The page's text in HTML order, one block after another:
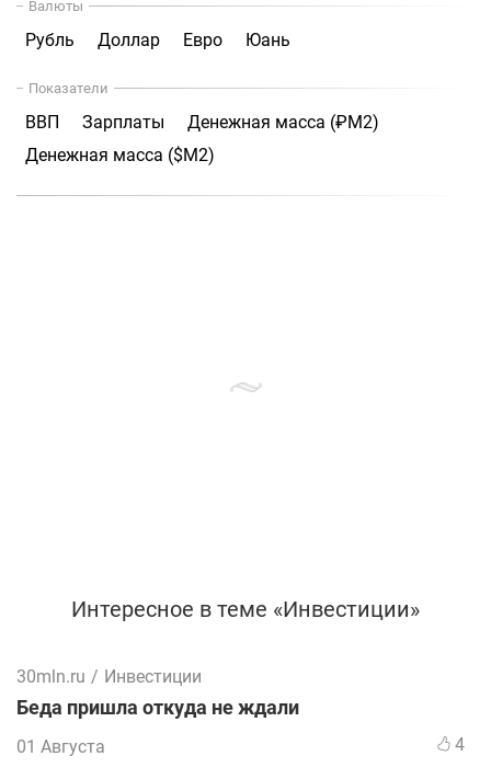
Валюты
Рубль Доллар Евро Юань
Показатели
ВВП Зарплаты
Денежная масса (₽М2)
Денежная масса ($М2)
Интересное в теме «Инвестиции»
30mln.ru / Инвестиции
Беда пришла откуда не ждали
01 Августа 4